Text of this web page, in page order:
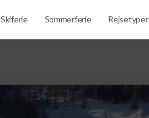
Skiferie Sommerferie Rejsetyper